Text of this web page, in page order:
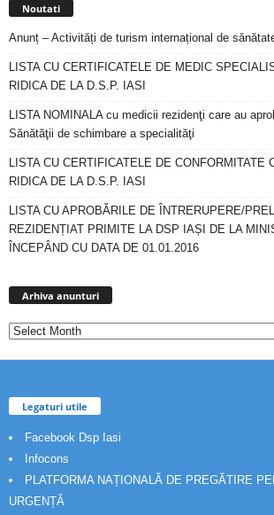
Noutati
Anunț – Activități de turism internațional de
LISTA CU CERTIFICATELE DE MEDIC
RIDICA DE LA D.S.P. IASI
LISTA NOMINALA cu medicii rezidenţi care au
Sănătăţii de schimbare a specialităţi
LISTA CU CERTIFICATELE DE CONFORMITATE
RIDICA DE LA D.S.P. IASI
LISTA CU APROBĂRILE DE ÎNTRERUPERE/
REZIDENȚIAT PRIMITE LA DSP IAȘI DE LA
ÎNCEPÂND CU DATA DE 01.01.2016
Arhiva anunturi
Legaturi utile
Facebook Dsp Iasi
Infocons
PLATFORMA NAȚIONALĂ DE PREGĂTIRE
URGENȚĂ